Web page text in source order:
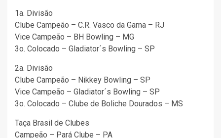
1a. Divisão
Clube Campeão – C.R. Vasco da Gama – RJ
Vice Campeão – BH Bowling – MG
3o. Colocado – Gladiator´s Bowling – SP
2a. Divisão
Clube Campeão – Nikkey Bowling – SP
Vice Campeão – Gladiator´s Bowling – SP
3o. Colocado – Clube de Boliche Dourados – MS
Taça Brasil de Clubes
Campeão – Pará Clube – PA